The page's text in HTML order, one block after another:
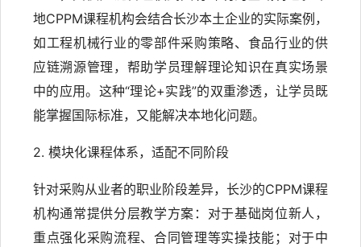
地CPPM课程机构会结合长沙本土企业的实际案例，
如工程机械行业的零部件采购策略、食品行业的供
应链溯源管理，帮助学员理解理论知识在真实场景
中的应用。这种“理论+实践”的双重渗透，让学员既
能掌握国际标准，又能解决本地化问题。
2. 模块化课程体系，适配不同阶段
针对采购从业者的职业阶段差异，长沙的CPPM课程
机构通常提供分层教学方案：对于基础岗位新人，
重点强化采购流程、合同管理等实操技能；对于中